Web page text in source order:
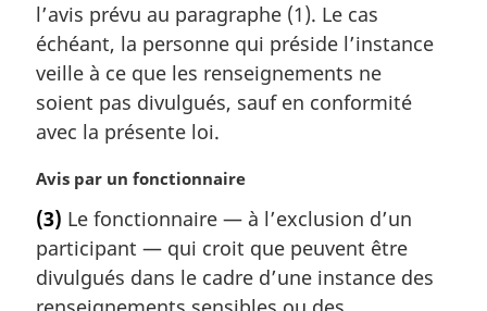
l’avis prévu au paragraphe (1). Le cas
échéant, la personne qui préside l’instance
veille à ce que les renseignements ne
soient pas divulgués, sauf en conformité
avec la présente loi.
N
t
e
m
a
Avis par un fonctionnaire
(3) Le fonctionnaire — à l’exclusion d’un
participant — qui croit que peuvent être
divulgués dans le cadre d’une instance des